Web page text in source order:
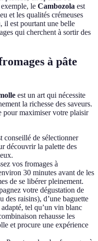
le Cambozola est
et les qualités crémeuses
il est pourtant une belle
qui cherchent à sortir des
à pâte
est un art qui nécessite
la richesse des saveurs.
pour maximiser votre plaisir
conseillé de sélectionner
découvrir la palette des
vos fromages à
30 minutes avant de les
de se libérer pleinement.
votre dégustation de
des raisins), d’une baguette
tel qu’un vin blanc
rehausse les
et procure une expérience